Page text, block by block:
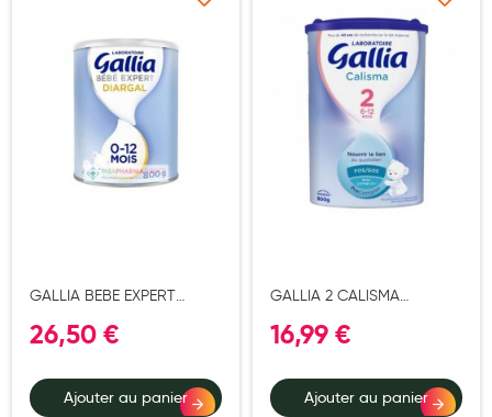
Diététique minceur
Phytothérapie
Régimes médicaux
Gemmothérapie
Compléments alimentaires
Médicaments et Santé
GALLIA BEBE EXPERT
26,50 €
Ajouter au panier
Ajouter à ma liste d’envie
GALLIA 2 CALISMA
16,99 €
Ajouter au panier
Ajouter à ma liste